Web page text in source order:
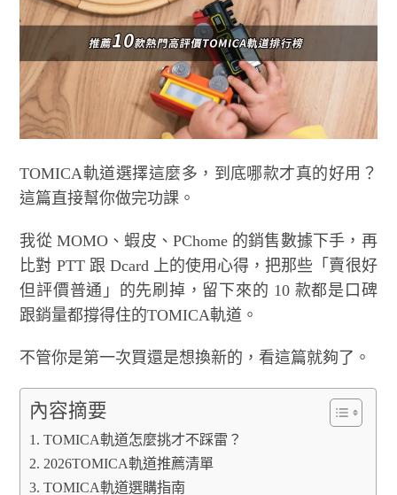
TOMICA軌道選擇這麼多，到底哪款才真的好用？
這篇直接幫你做完功課。
我從 MOMO、蝦皮、PChome 的銷售數據下手，再
比對 PTT 跟 Dcard 上的使用心得，把那些「賣很好
但評價普通」的先刷掉，留下來的 10 款都是口碑
跟銷量都撐得住的TOMICA軌道。
不管你是第一次買還是想換新的，看這篇就夠了。
內容摘要
TOMICA軌道怎麼挑才不踩雷？
2026TOMICA軌道推薦清單
TOMICA軌道選購指南